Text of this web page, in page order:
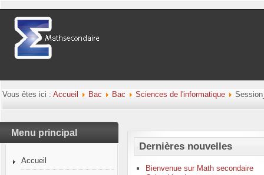
Vous êtes ici : Accueil Bac Bac Sciences de l'informatique
Menu principal
Accueil
Dernières nouvelles
Bienvenue sur Math secondaire